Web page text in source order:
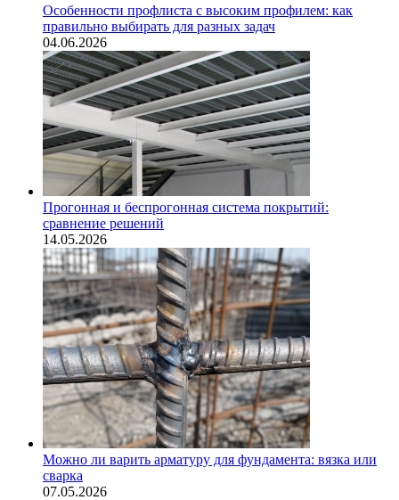
Особенности профлиста с высоким профилем: как
правильно выбирать для разных задач
04.06.2026
Прогонная и беспрогонная система покрытий:
сравнение решений
14.05.2026
Можно ли варить арматуру для фундамента: вязка или
сварка
07.05.2026